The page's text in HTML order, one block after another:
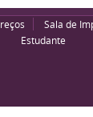
Sala de
Estudante